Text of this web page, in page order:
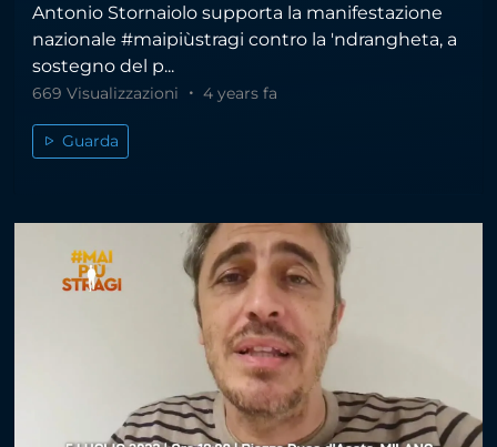
Antonio Stornaiolo supporta la manifestazione
nazionale #maipiùstragi contro la 'ndrangheta, a
sostegno del p...
669 Visualizzazioni 4 years fa
Guarda